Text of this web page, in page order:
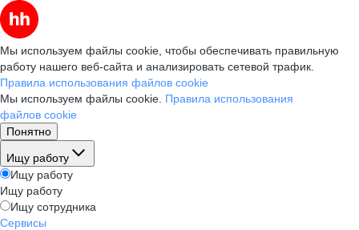
Мы используем файлы cookie, чтобы обеспечивать правильную
работу нашего веб-сайта и анализировать сетевой трафик.
Правила использования файлов cookie
Мы используем файлы cookie. Правила использования
файлов cookie
Понятно
Ищу работу
Ищу работу
Ищу работу
Ищу сотрудника
Сервисы